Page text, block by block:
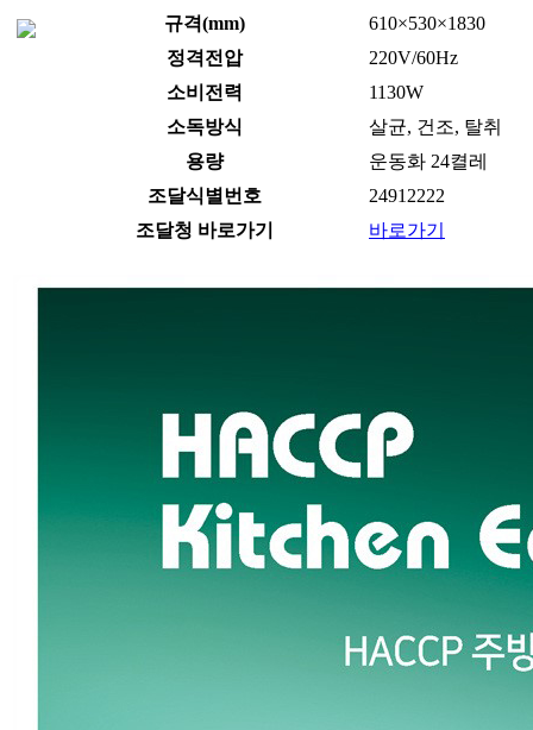
· 조리도구 소독기
· 청소도구 소독기
규격(mm)
610×530×1830
정격전압
220V/60Hz
소비전력
1130W
소독방식
살균, 건조, 탈취
용량
운동화 24켤레
조달식별번호
24912222
조달청 바로가기
바로가기